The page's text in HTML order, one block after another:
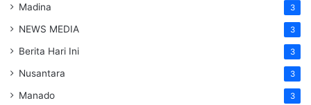
Madina 3
NEWS MEDIA 3
Berita Hari Ini 3
Nusantara 3
Manado 3